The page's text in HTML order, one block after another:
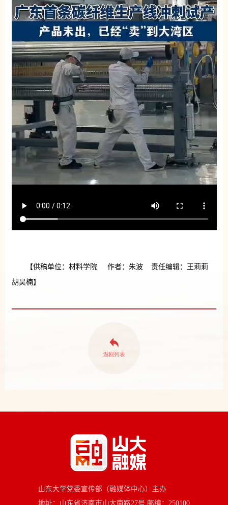
【供稿单位：材料学院 作者：朱波 责任编辑：王莉莉
胡昊楠】
山东大学党委宣传部（融媒体中心）主办
地址：山东省济南市山大南路27号 邮编：250100